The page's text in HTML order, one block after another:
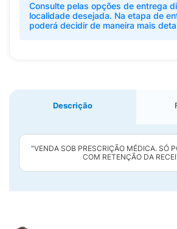
Consulte pelas opções de entrega
localidade desejada. Na etapa de
poderá decidir de maneira mais
Descrição
"VENDA SOB PRESCRIÇÃO MÉDICA. SÓ
COM RETENÇÃO DA